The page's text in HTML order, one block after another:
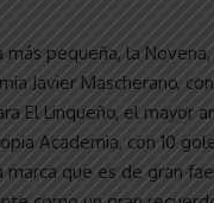
más pequeña, la
Javier Mascherano, con
El Linqueño, el mayor
Academia, con 10
marca que es de gran